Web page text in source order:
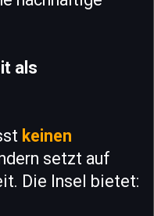
als
keinen
setzt auf
Die Insel bietet: